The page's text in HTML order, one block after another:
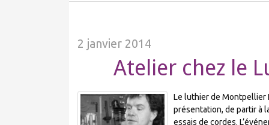
2 janvier 2014
Atelier chez le
Le luthier de Montpellier
présentation, de partir à
essais de cordes.